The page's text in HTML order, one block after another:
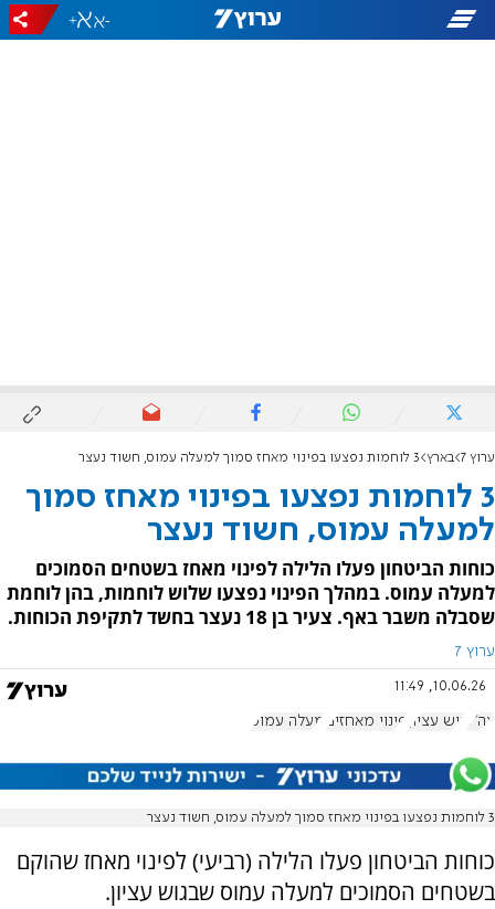
-
+
ערוץ 7 בארץ 3 לוחמות נפצעו בפינוי מאחז סמוך למעלה עמוס, חשוד נעצר
3 לוחמות נפצעו בפינוי מאחז סמוך
למעלה עמוס, חשוד נעצר
כוחות הביטחון פעלו הלילה לפינוי מאחז בשטחים הסמוכים
למעלה עמוס. במהלך הפינוי נפצעו שלוש לוחמות, בהן לוחמת
שסבלה משבר באף. צעיר בן 18 נעצר בחשד לתקיפת הכוחות.
ערוץ 7
10.06.26, 11:49
צה"ל גוש עציון פינוי מאחזים מעלה עמוס
3 לוחמות נפצעו בפינוי מאחז סמוך למעלה עמוס, חשוד נעצר
כוחות הביטחון פעלו הלילה (רביעי) לפינוי מאחז שהוקם
בשטחים הסמוכים למעלה עמוס שבגוש עציון.